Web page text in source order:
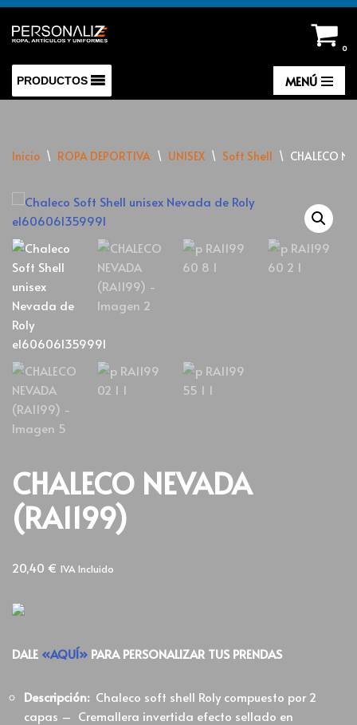
Saltar
al
contenido
0
PRODUCTOS MENÚ
Inicio \ ROPA DEPORTIVA \ UNISEX \ Soft Shell \ CHALECO
CHALECO NEVADA
(RA1199)
20,40 € IVA Incluido
DALE «AQUÍ» PARA PERSONALIZAR TUS PRENDAS
Descripción: Chaleco soft shell Roly compuesto por 2
capas – Cremallera invertida efecto sellado en